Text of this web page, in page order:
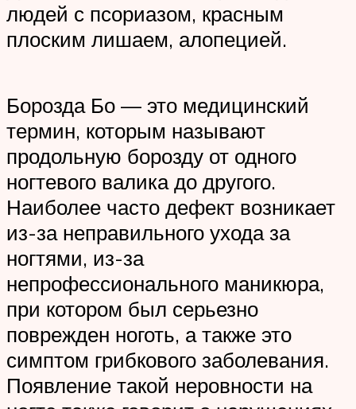
людей с псориазом, красным
плоским лишаем, алопецией.
Борозда Бо — это медицинский
термин, которым называют
продольную борозду от одного
ногтевого валика до другого.
Наиболее часто дефект возникает
из-за неправильного ухода за
ногтями, из-за
непрофессионального маникюра,
при котором был серьезно
поврежден ноготь, а также это
симптом грибкового заболевания.
Появление такой неровности на